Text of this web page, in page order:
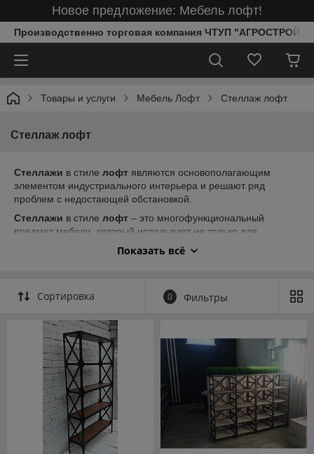
Новое предложение: Мебель лофт!
Производственно торговая компания ЧТУП
Товары и услуги Мебель Лофт Стеллаж лофт
Стеллаж лофт
Стеллажи в стиле лофт являются основополагающим
элементом индустриального интерьера и решают ряд
проблем с недостающей обстановкой.
Стеллажи в стиле лофт – это многофункциональный
предмет мебели, который используют не только для
хранения вещей. С его помощью зонируют и декорируют
помещение. В квартире-студиистеллаж
вещей, поэтому он должен быть вместительным и
Показать всё
Сортировка 0 Фильтры